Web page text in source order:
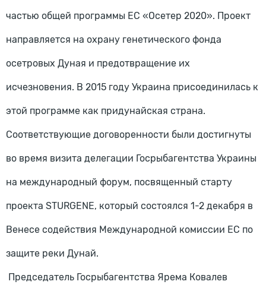
частью общей программы ЕС «Осетер 2020». Проект
направляется на охрану генетического фонда
осетровых Дуная и предотвращение их
исчезновения. В 2015 году Украина присоединилась к
этой программе как придунайская страна.
Соответствующие договоренности были достигнуты
во время визита делегации Госрыбагентства Украины
на международный форум, посвященный старту
проекта STURGENE, который состоялся 1-2 декабря в
Венесе содействия Международной комиссии ЕС по
защите реки Дунай.
Председатель Госрыбагентства Ярема Ковалев